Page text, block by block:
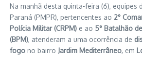
Na manhã desta quinta-feira (6), equipes
Paraná (PMPR), pertencentes ao 2°
Polícia Militar (CRPM) e ao 5° Batalhão
(BPM), atenderam a uma ocorrência de
fogo no bairro Jardim Mediterrâneo, em